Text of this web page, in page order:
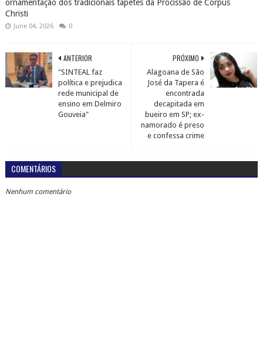
ornamentação dos tradicionais tapetes da Procissão de Corpus
Christi
June 04, 2026 0
PRÓXIMO
Alagoana de São
José da Tapera é
encontrada
decapitada em
bueiro em SP; ex-
namorado é preso
e confessa crime
ANTERIOR
"SINTEAL faz
política e prejudica
rede municipal de
ensino em Delmiro
Gouveia"
COMENTÁRIOS
Nenhum comentário